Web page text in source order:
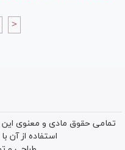
>
تمامی حقوق مادی و معنوی
استفاده از آن